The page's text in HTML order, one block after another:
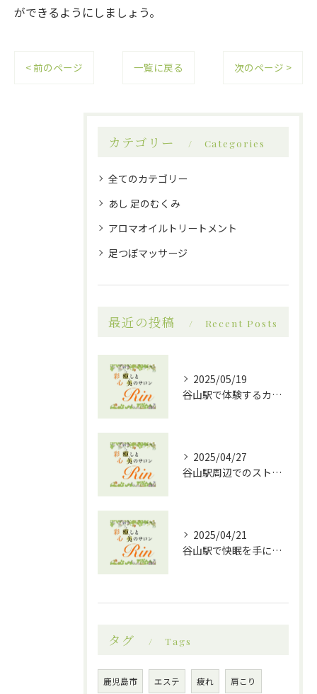
ができるようにしましょう。
< 前のページ 一覧に戻る 次のページ >
カテゴリー Categories
全てのカテゴリー
あし 足のむくみ
アロマオイルトリートメント
足つぼマッサージ
最近の投稿 Recent Posts
2025/05/19
谷山駅で体験するカッサとアロマオイルの相乗効果！究極のリラクゼーションへ
2025/04/27
谷山駅周辺でのストレス解消に最適！効果的なドライヘッドスパの魅力
2025/04/21
谷山駅で快眠を手に入れる！ドライヘッドスパ効果の魅力
タグ Tags
鹿児島市 エステ 疲れ 肩こり